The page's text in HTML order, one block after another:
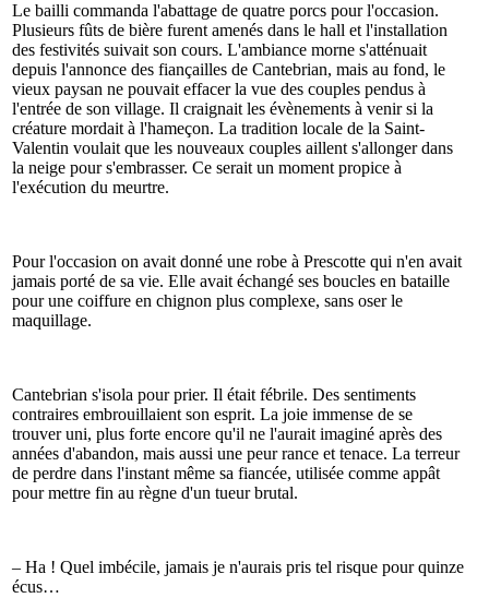
Le bailli commanda l'abattage de quatre porcs pour l'occasion.
Plusieurs fûts de bière furent amenés dans le hall et l'installation
des festivités suivait son cours. L'ambiance morne s'atténuait
depuis l'annonce des fiançailles de Cantebrian, mais au fond, le
vieux paysan ne pouvait effacer la vue des couples pendus à
l'entrée de son village. Il craignait les évènements à venir si la
créature mordait à l'hameçon. La tradition locale de la Saint-
Valentin voulait que les nouveaux couples aillent s'allonger dans
la neige pour s'embrasser. Ce serait un moment propice à
l'exécution du meurtre.
Pour l'occasion on avait donné une robe à Prescotte qui n'en avait
jamais porté de sa vie. Elle avait échangé ses boucles en bataille
pour une coiffure en chignon plus complexe, sans oser le
maquillage.
Cantebrian s'isola pour prier. Il était fébrile. Des sentiments
contraires embrouillaient son esprit. La joie immense de se
trouver uni, plus forte encore qu'il ne l'aurait imaginé après des
années d'abandon, mais aussi une peur rance et tenace. La terreur
de perdre dans l'instant même sa fiancée, utilisée comme appât
pour mettre fin au règne d'un tueur brutal.
– Ha ! Quel imbécile, jamais je n'aurais pris tel risque pour quinze
écus…